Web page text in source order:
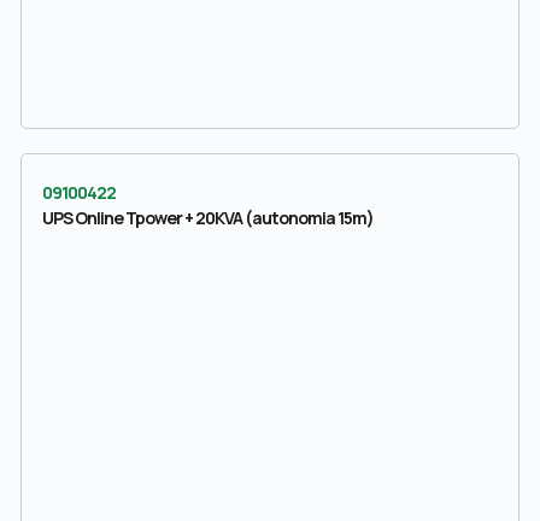
09100422
UPS Online Tpower + 20KVA (autonomia 15m)